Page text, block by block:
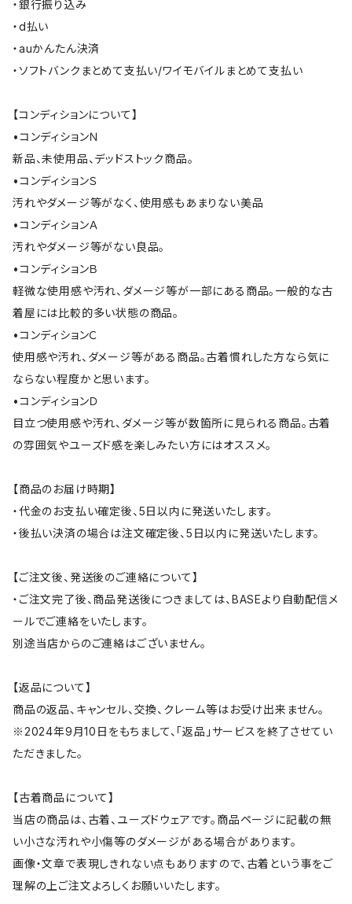
・銀行振り込み
・d払い
・auかんたん決済
・ソフトバンクまとめて支払い/ワイモバイルまとめて支払い
【コンディションについて】
•コンディションＮ
新品、未使用品、デッドストック商品。
•コンディションＳ
汚れやダメージ等がなく、使用感もあまりない美品
•コンディションＡ
汚れやダメージ等がない良品。
•コンディションＢ
軽微な使用感や汚れ、ダメージ等が一部にある商品。一般的な古
着屋には比較的多い状態の商品。
•コンディションＣ
使用感や汚れ、ダメージ等がある商品。古着慣れした方なら気に
ならない程度かと思います。
•コンディションＤ
目立つ使用感や汚れ、ダメージ等が数箇所に見られる商品。古着
の雰囲気やユーズド感を楽しみたい方にはオススメ。
【商品のお届け時期】
・代金のお支払い確定後、5日以内に発送いたします。
・後払い決済の場合は注文確定後、5日以内に発送いたします。
【ご注文後、発送後のご連絡について】
・ご注文完了後、商品発送後につきましては、BASEより自動配信メ
ールでご連絡をいたします。
別途当店からのご連絡はございません。
【返品について】
商品の返品、キャンセル、交換、クレーム等はお受け出来ません。
※2024年9月10日をもちまして、「返品」サービスを終了させてい
ただきました。
【古着商品について】
当店の商品は、古着、ユーズドウェアです。商品ページに記載の無
い小さな汚れや小傷等のダメージがある場合があります。
画像・文章で表現しきれない点もありますので、古着という事をご
理解の上ご注文よろしくお願いいたします。